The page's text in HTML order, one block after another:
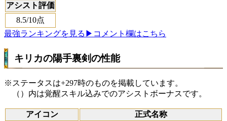
アシスト評価
8.5/10点
最強ランキングを見る ▶コメント欄はこちら
キリカの陽手裏剣の性能
※ステータスは+297時のものを掲載しています。
（）内は覚醒スキル込みでのアシストボーナスです。
アイコン 正式名称